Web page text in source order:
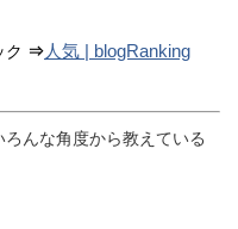
ク ⇒人気 | blogRanking
んな角度から教えている